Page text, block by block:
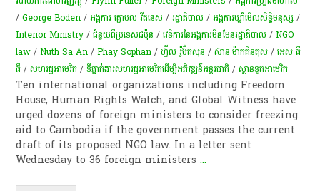
/George Boden /អង្គការ គ្លោបល វីតនេស/រដ្ឋាភិបាល /អង្គការឃ្លាំមើលសិទ្ធិមនុស្ស /
Interior Ministry /ជំនួយពីប្រទេសជប៉ុន /វេទិការនៃអង្គការមិនមែនរដ្ឋាភិបាល /NGO
law /Nuth Sa An /Phay Sophan /ហ្វ៊ីល រ៉ូប៊ឺតសុន /ស៊ាន ម៉ាកគីនតុស /អេស ធី​
ធី /សហរដ្ឋអាមេរិក /ទីភ្នាក់ងារសហរដ្ឋអាមេរិកដើម្បីអភិវឌ្ឍន៍អន្ដរជាតិ /ស្ថានទូតអាមេរិក
Ten international organizations including Freedom
House, Human Rights Watch, and Global Witness have
urged dozens of foreign ministers to consider freezing
aid to Cambodia if the government passes the current
draft of its proposed NGO law. In a letter sent
Wednesday to 36 foreign ministers...